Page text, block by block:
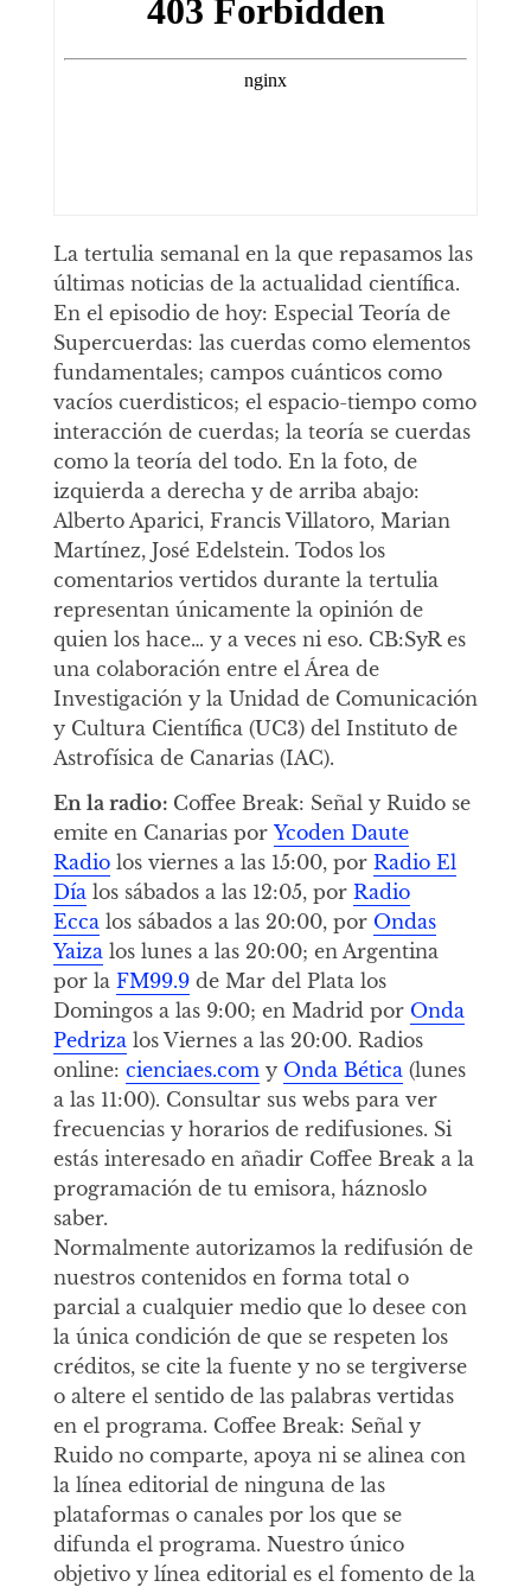
La tertulia semanal en la que repasamos las
últimas noticias de la actualidad científica.
En el episodio de hoy: Especial Teoría de
Supercuerdas: las cuerdas como elementos
fundamentales; campos cuánticos como
vacíos cuerdisticos; el espacio-tiempo como
interacción de cuerdas; la teoría se cuerdas
como la teoría del todo. En la foto, de
izquierda a derecha y de arriba abajo:
Alberto Aparici, Francis Villatoro, Marian
Martínez, José Edelstein. Todos los
comentarios vertidos durante la tertulia
representan únicamente la opinión de
quien los hace… y a veces ni eso. CB:SyR es
una colaboración entre el Área de
Investigación y la Unidad de Comunicación
y Cultura Científica (UC3) del Instituto de
Astrofísica de Canarias (IAC).
En la radio: Coffee Break: Señal y Ruido se
emite en Canarias por Ycoden Daute
Radiolos viernes a las 15:00, por Radio El
Día los sábados a las 12:05, por Radio
Ecca los sábados a las 20:00, por Ondas
Yaiza los lunes a las 20:00; en Argentina
por la FM99.9de Mar del Plata los
Domingos a las 9:00; en Madrid por Onda
Pedriza los Viernes a las 20:00. Radios
online: cienciaes.com y Onda Bética (lunes
a las 11:00). Consultar sus webs para ver
frecuencias y horarios de redifusiones. Si
estás interesado en añadir Coffee Break a la
programación de tu emisora, háznoslo
saber.
Normalmente autorizamos la redifusión de
nuestros contenidos en forma total o
parcial a cualquier medio que lo desee con
la única condición de que se respeten los
créditos, se cite la fuente y no se tergiverse
o altere el sentido de las palabras vertidas
en el programa. Coffee Break: Señal y
Ruido no comparte, apoya ni se alinea con
la línea editorial de ninguna de las
plataformas o canales por los que se
difunda el programa. Nuestro único
objetivo y línea editorial es el fomento de la